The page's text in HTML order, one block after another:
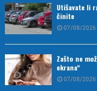
Utišavate li
činite
07/08/2026
Zašto ne
ekrana“
07/08/2026